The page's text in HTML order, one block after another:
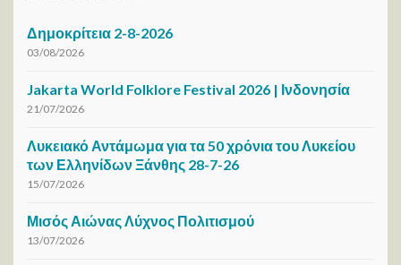
Δημοκρίτεια 2-8-2026
03/08/2026
Jakarta World Folklore Festival 2026 | Ινδονησία
21/07/2026
Λυκειακό Αντάμωμα για τα 50 χρόνια του Λυκείου
των Ελληνίδων Ξάνθης 28-7-26
15/07/2026
Μισός Αιώνας Λύχνος Πολιτισμού
13/07/2026